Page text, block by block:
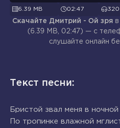
6.39 MB 02:47 320
Скачайте Дмитрий - Ой зря
(6.39 MB, 02:47) — с
слушайте онлайн
Текст песни:
Бристой звал меня в
По тропинке влажной